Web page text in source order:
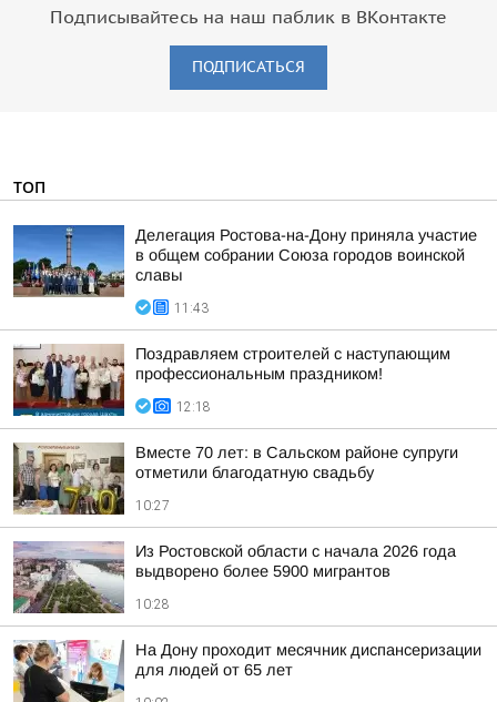
Подписывайтесь на наш паблик в ВКонтакте
ПОДПИСАТЬСЯ
ТОП
Делегация Ростова-на-Дону приняла участие
в общем собрании Союза городов воинской
славы
11:43
Поздравляем строителей с наступающим
профессиональным праздником!
12:18
Вместе 70 лет: в Сальском районе супруги
отметили благодатную свадьбу
10:27
Из Ростовской области с начала 2026 года
выдворено более 5900 мигрантов
10:28
На Дону проходит месячник диспансеризации
для людей от 65 лет